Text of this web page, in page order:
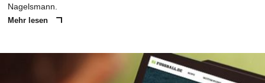
Nagelsmann.
Mehr lesen